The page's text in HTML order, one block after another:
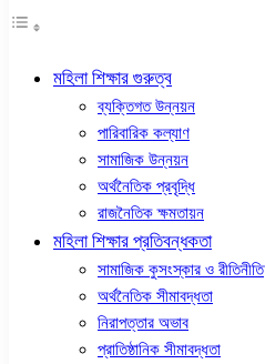
মহিলা শিক্ষার গুরুত্ব
ব্যক্তিগত উন্নয়ন
পারিবারিক কল্যাণ
সামাজিক উন্নয়ন
অর্থনৈতিক প্রবৃদ্ধি
রাজনৈতিক ক্ষমতায়ন
মহিলা শিক্ষার প্রতিবন্ধকতা
সামাজিক কুসংস্কার ও রীতিনীতি
অর্থনৈতিক সীমাবদ্ধতা
নিরাপত্তার অভাব
প্রাতিষ্ঠানিক সীমাবদ্ধতা